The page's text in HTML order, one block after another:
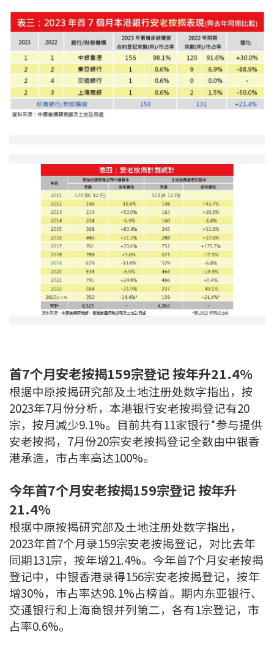
统计数据库
按揭快趣智识
按揭智库
楼按专栏
实时银行资讯
装修·保险优惠
免费装修转介服务
装修设计专栏
火险、家居、宠物保险
联络方式
网上申请按揭转介
条款及细则
本网页所提供资料仅作参考用途。
若因错漏而引致任何不便或损失，中原按揭概不负责。
本网站采用无障碍网页设计，如有任何问题，可查询：
2889 2886 / cmb@mail.centanet.com
中原地产 | 网上搵楼 |
中原工商铺
© 2026 中原按揭经纪有限公司 Centaline Mortgage Broker Limited 版权所有
条款及细则
| 私隐政策声明
首7个月安老按揭159宗登记 按年升21.4%
根据中原按揭研究部及土地注册处数字指出，按
2023年7月份分析，本港银行安老按揭登记有20
宗，按月减少9.1%。目前共有11家银行*参与提供
安老按揭，7月份20宗安老按揭登记全数由中银香
港承造，市占率高达100%。
今年首7个月安老按揭159宗登记 按年升
21.4%
根据中原按揭研究部及土地注册处数字指出，
2023年首7个月录159宗安老按揭登记，对比去年
同期131宗，按年增21.4%。今年首7个月安老按揭
登记中，中银香港录得156宗安老按揭登记，按年
增30%，市占率达98.1%占榜首。期内东亚银行、
交通银行和上海商银并列第二，各有1宗登记，市
占率0.6%。